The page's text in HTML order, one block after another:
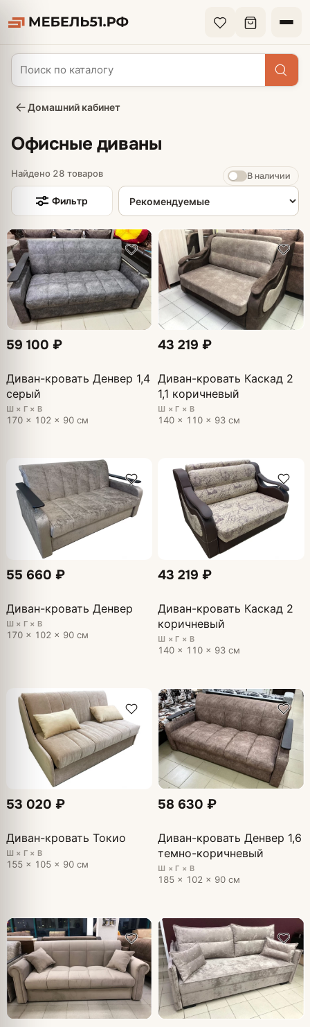
Домашний кабинет
Офисные диваны
Найдено 28 товаров В наличии
Фильтр
Сортировка товаров
59 100 ₽
Диван-кровать Денвер 1,4
серый
Ш × Г × В
170 × 102 × 90 см
43 219 ₽
Диван-кровать Каскад 2
1,1 коричневый
Ш × Г × В
140 × 110 × 93 см
55 660 ₽
Диван-кровать Денвер
Ш × Г × В
170 × 102 × 90 см
43 219 ₽
Диван-кровать Каскад 2
коричневый
Ш × Г × В
140 × 110 × 93 см
53 020 ₽
Диван-кровать Токио
Ш × Г × В
155 × 105 × 90 см
58 630 ₽
Диван-кровать Денвер 1,6
темно-коричневый
Ш × Г × В
185 × 102 × 90 см